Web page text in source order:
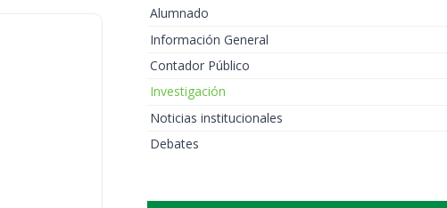
Alumnado
Información General
Contador Público
Investigación
Noticias institucionales
Debates